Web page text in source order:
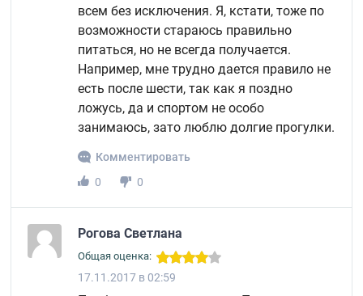
всем без исключения. Я, кстати, тоже по
возможности стараюсь правильно
питаться, но не всегда получается.
Например, мне трудно дается правило не
есть после шести, так как я поздно
ложусь, да и спортом не особо
занимаюсь, зато люблю долгие прогулки.
Комментировать
0
0
Рогова Светлана
Общая оценка:
17.11.2017 в 02:59